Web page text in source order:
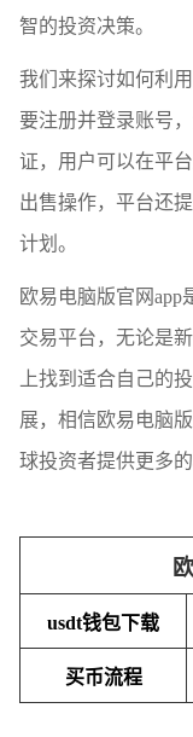
智的投资决策。
我们来探讨如何利
要注册并登录账号
证，用户可以在平
出售操作，平台还
计划。
欧易电脑版官网app
交易平台，无论是
上找到适合自己的
展，相信欧易电脑
球投资者提供更多
usdt钱包下载
买币流程